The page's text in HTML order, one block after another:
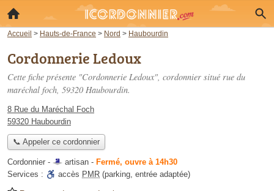
Accueil > Hauts-de-France > Nord > Haubourdin
Cordonnerie Ledoux
Cette fiche présente "Cordonnerie Ledoux", cordonnier situé rue du
maréchal foch, 59320 Haubourdin.
8 Rue du Maréchal Foch
59320 Haubourdin
📞 Appeler ce cordonnier
Cordonnier - artisan - Fermé, ouvre à 14h30
Services :
accès PMR (parking, entrée adaptée)